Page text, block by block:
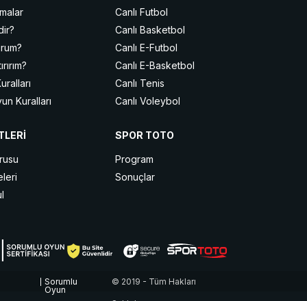
Kuralları
ve Oyun Türleri
Canlı Futbol
Canlı Basketbol
Canlı E-Futbol
Canlı E-Basketbol
Canlı Tenis
Canlı Voleybol
Canlı MMA
Canlı Masa Tenisi
Canlı Hentbol
SPOR TOTO
Program
Sonuçlar
Sorumlu
Oyun
© 2019 - Tüm Hakları